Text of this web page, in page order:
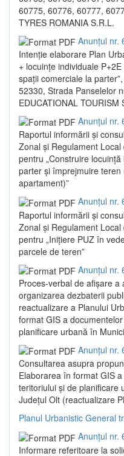
60775, 60776, 60777,
TYRES ROMANIA S.R.L.
Anunțul nr.
Intenție elaborare Plan
+ locuințe individuale
spații comerciale la
52330, Strada Panselelor
EDUCATIONAL TOURISM
Anunțul nr.
Raportul informării și
Zonal și Regulament
pentru „Construire
parter și împrejmuire
apartament)”
Anunțul nr.
Raportul informării și
Zonal și Regulament
pentru „Inițiere PUZ în
parcele de teren”
Anunțul nr.
Proces-verbal de afișare
organizarea dezbaterii
reactualizare a Planului
format GIS a
planificare urbană în
Anunțul nr.
Consultarea asupra
Elaborarea în format GIS
teritoriului și de planificare
Județul Olt (reactualizare
Planul Urbanistic General
Anunțul nr.
Informare referitoare la